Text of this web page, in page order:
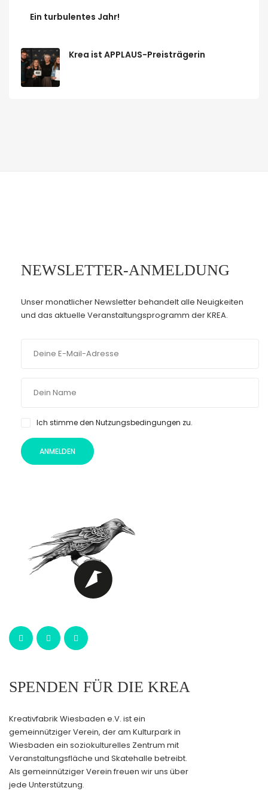
Ein turbulentes Jahr!
Krea ist APPLAUS-Preisträgerin
NEWSLETTER-ANMELDUNG
Unser monatlicher Newsletter behandelt alle Neuigkeiten
und das aktuelle Veranstaltungsprogramm der KREA.
Ich stimme den Nutzungsbedingungen zu.
ANMELDEN
SPENDEN FÜR DIE KREA
Kreativfabrik Wiesbaden e.V. ist ein
gemeinnütziger Verein, der am Kulturpark in
Wiesbaden ein soziokulturelles Zentrum mit
Veranstaltungsfläche und Skatehalle betreibt.
Als gemeinnütziger Verein freuen wir uns über
jede Unterstützung.